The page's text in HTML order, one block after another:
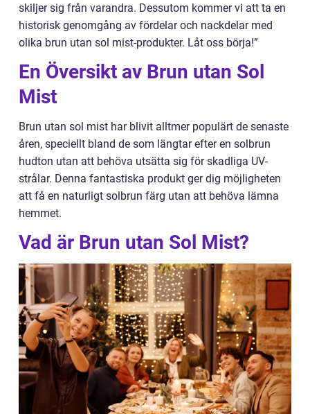
skiljer sig från varandra. Dessutom kommer vi att ta en
historisk genomgång av fördelar och nackdelar med
olika brun utan sol mist-produkter. Låt oss börja!”
En Översikt av Brun utan Sol
Mist
Brun utan sol mist har blivit alltmer populärt de senaste
åren, speciellt bland de som längtar efter en solbrun
hudton utan att behöva utsätta sig för skadliga UV-
strålar. Denna fantastiska produkt ger dig möjligheten
att få en naturligt solbrun färg utan att behöva lämna
hemmet.
Vad är Brun utan Sol Mist?